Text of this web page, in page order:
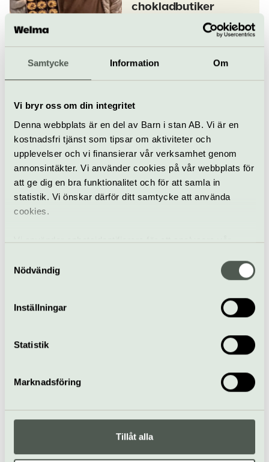
Samtycke Information Om
Vi bryr oss om din integritet
Denna webbplats är en del av Barn i stan AB. Vi är en
kostnadsfri tjänst som tipsar om aktiviteter och
upplevelser och vi finansierar vår verksamhet genom
annonsintäkter. Vi använder cookies på vår webbplats för
att ge dig en bra funktionalitet och för att samla in
statistik. Vi önskar därför ditt samtycke att använda
cookies.
Vi använder enhetsidentifierare för att analysera vår
samt tillhandahålla funktioner för sociala medier. Vi
vidarebefordrar även sådana identifierare och annan
information från din enhet till de sociala medier och
annons- och analysföretag som vi samarbetar med.
information som du har tillhandahållit eller som de har
Nödvändig
Inställningar
Statistik
Marknadsföring
Tillåt alla
chokladbutiker
Spana in fler guider till Uppsalas
Upplev Uppsala /